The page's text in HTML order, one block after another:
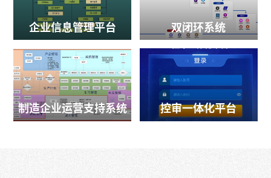
企业信息管理平台 双闭环系统
制造企业运营支持系统 控审一体化平台